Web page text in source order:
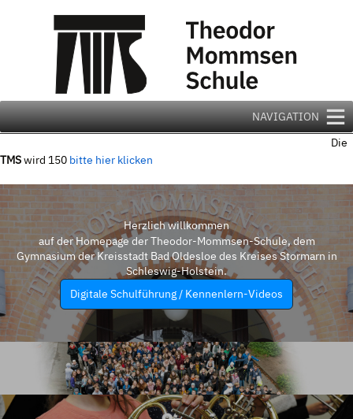
NAVIGATION
Die
TMSwird 150 bitte hier klicken
Herzlich willkommen
auf der Homepage der Theodor-Mommsen-Schule, dem
Gymnasium der Kreisstadt Bad Oldesloe des Kreises Stormarn in
Schleswig-Holstein.
Digitale Schulführung / Kennenlern-Videos